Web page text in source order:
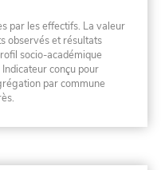
par les effectifs. La valeur
observés et résultats
socio-académique
conçu pour
par commune